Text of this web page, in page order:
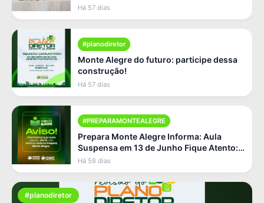
Há 57 dias
#planodiretor
Monte Alegre do futuro: participe dessa
construção!
Há 57 dias
#PREPARAMONTEALEGRE
Prepara Monte Alegre Informa: Aula
Suspensa em 13 de Junho Fique Atento:
Não Haverá Aula Neste Sá [...]
Há 58 dias
#planodiretor